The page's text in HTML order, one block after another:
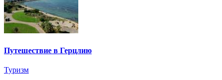
Путешествие в Герцлию
Туризм